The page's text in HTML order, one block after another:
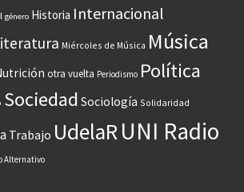
género Historia Internacional
Miércoles de Música Música
otra vuelta Periodismo Política
Sociedad Sociología Solidaridad
Trabajo UdelaR UNI Radio
Alternativo